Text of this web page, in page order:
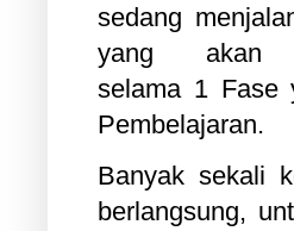
sedang
yang akan
selama 1 Fase
Pembelajaran.
Banyak sekali
berlangsung,